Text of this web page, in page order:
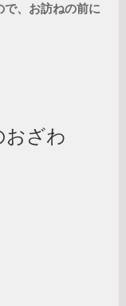
、お訪ねの前に
おざわ
）